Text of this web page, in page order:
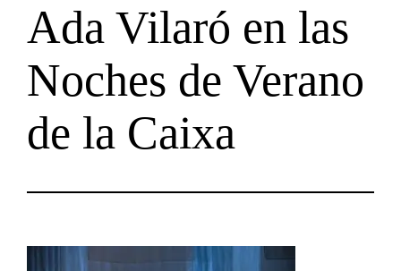
Ada Vilaró en las
Noches de Verano
de la Caixa